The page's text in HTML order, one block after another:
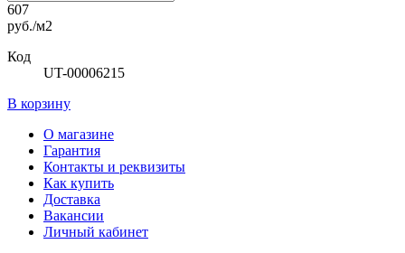
607
руб./м2
Код
UT-00006215
В корзину
О магазине
Гарантия
Контакты и реквизиты
Как купить
Доставка
Вакансии
Личный кабинет